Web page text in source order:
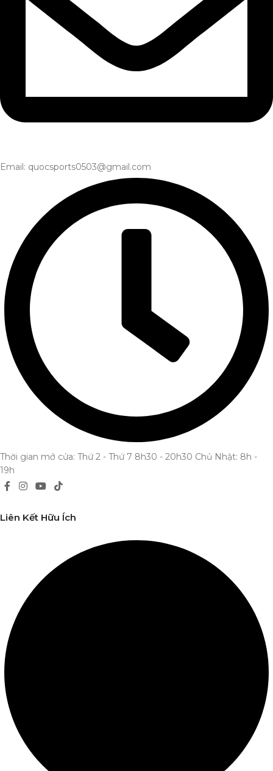
Email: quocsports0503@gmail.com
Thời gian mở cửa: Thứ 2 - Thứ 7 8h30 - 20h30 Chủ Nhật: 8h -
19h
Liên Kết Hữu Ích